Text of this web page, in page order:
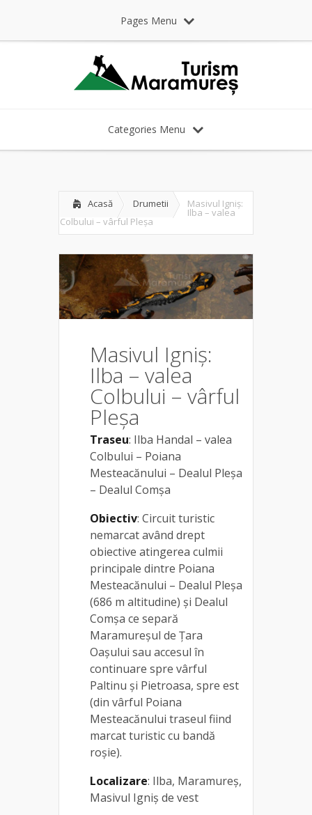
Pages Menu
Categories Menu
Acasă Drumetii Masivul Igniș:
Ilba – valea
Colbului – vârful Pleșa
Masivul Igniș:
Ilba – valea
Colbului – vârful
Pleșa
Traseu: Ilba Handal – valea
Colbului – Poiana
Mesteacănului – Dealul Pleşa
– Dealul Comşa
Obiectiv: Circuit turistic
nemarcat având drept
obiective atingerea culmii
principale dintre Poiana
Mesteacănului – Dealul Pleşa
(686 m altitudine) şi Dealul
Comşa ce separă
Maramureşul de Ţara
Oaşului sau accesul în
continuare spre vârful
Paltinu şi Pietroasa, spre est
(din vârful Poiana
Mesteacănului traseul fiind
marcat turistic cu bandă
roşie).
Localizare: Ilba, Maramureș,
Masivul Igniș de vest